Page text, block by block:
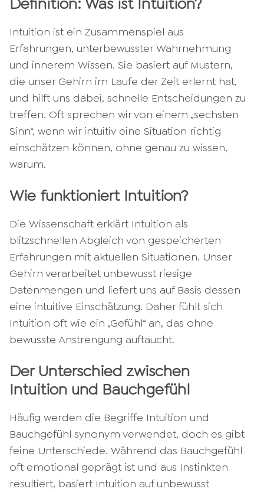
Intuition ist ein Zusammenspiel aus
Erfahrungen, unterbewusster Wahrnehmung
und innerem Wissen. Sie basiert auf Mustern,
die unser Gehirn im Laufe der Zeit erlernt hat,
und hilft uns dabei, schnelle Entscheidungen zu
treffen. Oft sprechen wir von einem „sechsten
Sinn“, wenn wir intuitiv eine Situation richtig
einschätzen können, ohne genau zu wissen,
warum.
Wie funktioniert Intuition?
Die Wissenschaft erklärt Intuition als
blitzschnellen Abgleich von gespeicherten
Erfahrungen mit aktuellen Situationen. Unser
Gehirn verarbeitet unbewusst riesige
Datenmengen und liefert uns auf Basis dessen
eine intuitive Einschätzung. Daher fühlt sich
Intuition oft wie ein „Gefühl“ an, das ohne
bewusste Anstrengung auftaucht.
Der Unterschied zwischen
Intuition und Bauchgefühl
Häufig werden die Begriffe Intuition und
Bauchgefühl synonym verwendet, doch es gibt
feine Unterschiede. Während das Bauchgefühl
oft emotional geprägt ist und aus Instinkten
resultiert, basiert Intuition auf unbewusst